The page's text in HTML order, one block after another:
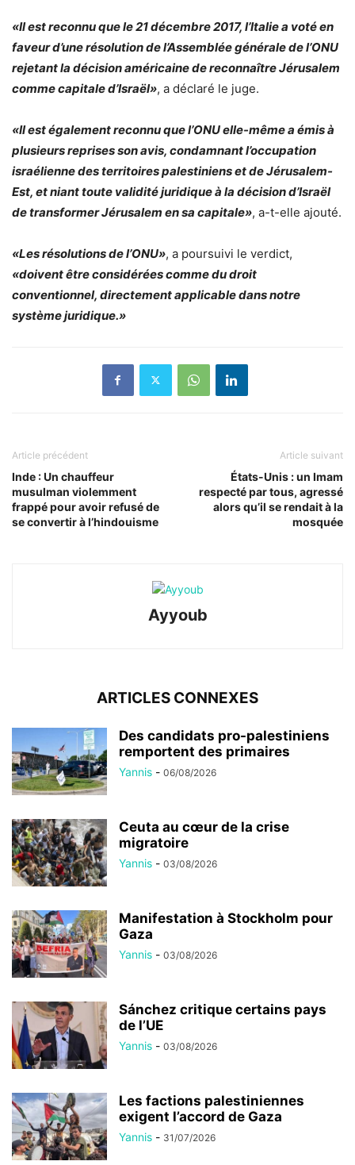
«Il est reconnu que le 21 décembre 2017, l’Italie a voté en
faveur d’une résolution de l’Assemblée générale de l’ONU
rejetant la décision américaine de reconnaître Jérusalem
comme capitale d’Israël», a déclaré le juge.
«Il est également reconnu que l’ONU elle-même a émis à
plusieurs reprises son avis, condamnant l’occupation
israélienne des territoires palestiniens et de Jérusalem-
Est, et niant toute validité juridique à la décision d’Israël
de transformer Jérusalem en sa capitale», a-t-elle ajouté.
«Les résolutions de l’ONU», a poursuivi le verdict,
«doivent être considérées comme du droit
conventionnel, directement applicable dans notre
système juridique.»
Article précédent
Inde : Un chauffeur
musulman violemment
frappé pour avoir refusé de
se convertir à l’hindouisme
Article suivant
États-Unis : un Imam
respecté par tous, agressé
alors qu’il se rendait à la
mosquée
Ayyoub
ARTICLES CONNEXES
Des candidats pro-palestiniens
remportent des primaires
Yannis - 06/08/2026
Ceuta au cœur de la crise
migratoire
Yannis - 03/08/2026
Manifestation à Stockholm pour
Gaza
Yannis - 03/08/2026
Sánchez critique certains pays
de l’UE
Yannis - 03/08/2026
Les factions palestiniennes
exigent l’accord de Gaza
Yannis - 31/07/2026